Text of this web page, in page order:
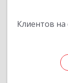
Клиентов